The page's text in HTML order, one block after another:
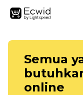
Semua
online